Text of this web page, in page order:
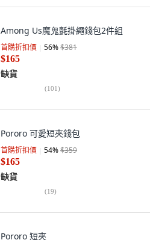
Among Us魔鬼氈掛繩錢包2件組
首購折扣價 56%$381
$165
缺貨
(101)
Pororo 可愛短夾錢包
首購折扣價 54%$359
$165
缺貨
(19)
Pororo 短夾